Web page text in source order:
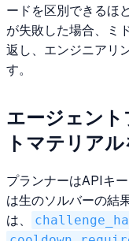
ードを区別できるほ
が失敗した場合、ミ
返し、エンジニアリ
す。
エージェン
トマテリア
プランナーはAPIキ
は生のソルバーの結
は、